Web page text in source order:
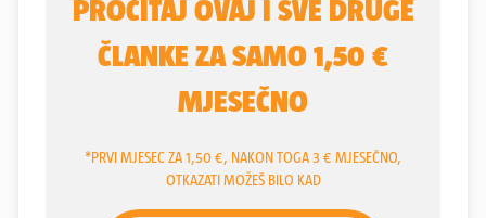
u drugom dijelu bili smo bolji, konkretniji,
agresivniji...